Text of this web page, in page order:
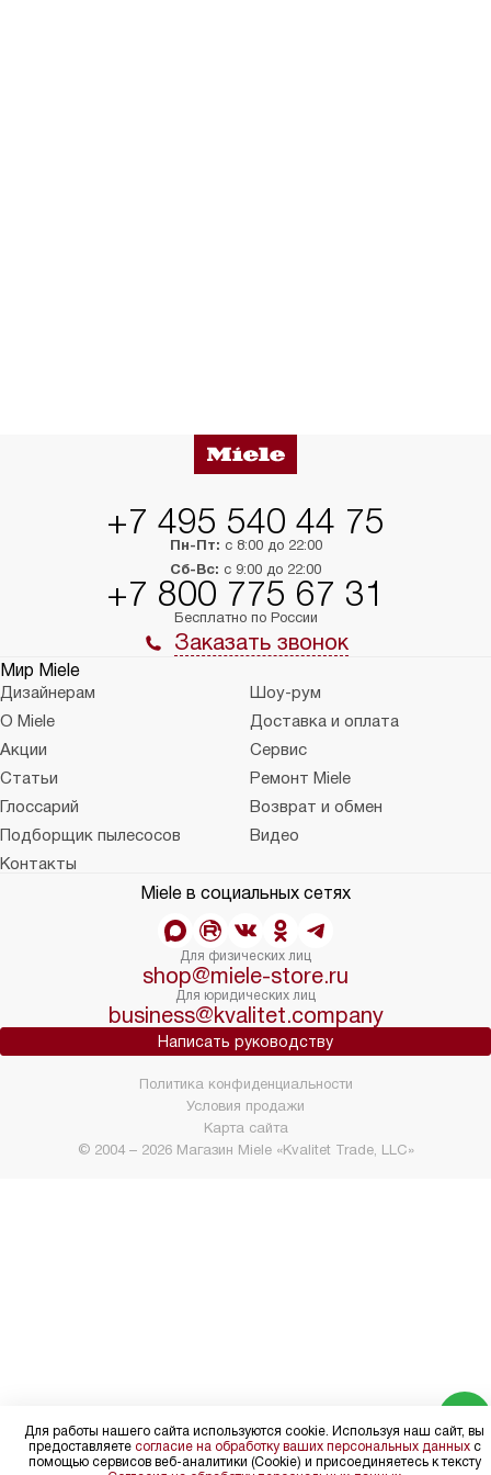
+7 495 540 44 75
Пн-Пт: с 8:00 до 22:00
Сб-Вс: с 9:00 до 22:00
+7 800 775 67 31
Бесплатно по России
Заказать звонок
Мир Miele
Дизайнерам
Шоу-рум
О Miele
Доставка и оплата
Акции
Сервис
Статьи
Ремонт Miele
Глоссарий
Возврат и обмен
Подборщик пылесосов
Видео
Контакты
Miele в социальных сетях
Для физических лиц
shop@miele-store.ru
Для юридических лиц
business@kvalitet.company
Написать руководству
© 2004 – 2026 Магазин Miele «Kvalitet Trade, LLC»
Политика конфиденциальности
Условия продажи
Карта сайта
Для работы нашего сайта используются cookie. Используя наш сайт, вы
предоставляете согласие на обработку ваших персональных данныхс
помощью сервисов веб-аналитики (Cookie) и присоединяетесь к тексту